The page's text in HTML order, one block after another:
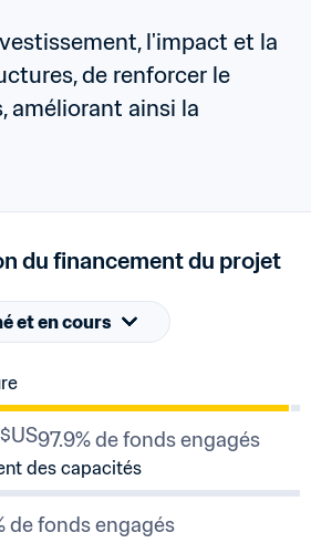
l'impact et la
de renforcer le
améliorant ainsi la
du financement du projet
et en cours
97.9% de fonds engagés
des capacités
de fonds engagés